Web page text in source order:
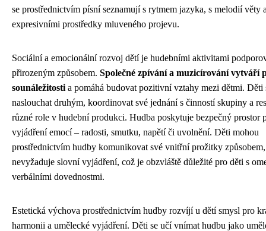
se prostřednictvím písní seznamují s rytmem jazyka, s melodií věty
expresivními prostředky mluveného projevu.
Sociální a emocionální rozvoj dětí je hudebními aktivitami
přirozeným způsobem. Společné zpívání a muzicírování vytváří
sounáležitosti a pomáhá budovat pozitivní vztahy mezi dětmi. Děti
naslouchat druhým, koordinovat své jednání s činností skupiny a
různé role v hudební produkci. Hudba poskytuje bezpečný prostor
vyjádření emocí – radosti, smutku, napětí či uvolnění. Děti mohou
prostřednictvím hudby komunikovat své vnitřní prožitky
nevyžaduje slovní vyjádření, což je obzvláště důležité pro děti s
verbálními dovednostmi.
Estetická výchova prostřednictvím hudby rozvíjí u dětí smysl pro
harmonii a umělecké vyjádření. Děti se učí vnímat hudbu jako